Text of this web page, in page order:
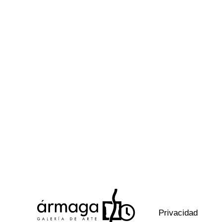
Privacidad